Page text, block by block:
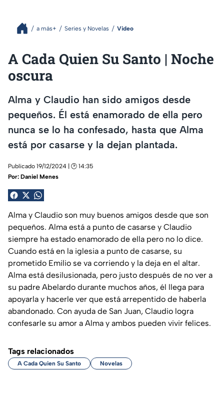
a más+ Series y Novelas Video
A Cada Quien Su Santo | Noche
oscura
Alma y Claudio han sido amigos desde
pequeños. Él está enamorado de ella pero
nunca se lo ha confesado, hasta que Alma
está por casarse y la dejan plantada.
Publicado 19/12/2024 | 🕑 14:35
Por: Daniel Menes
Alma y Claudio son muy buenos amigos desde que son
pequeños. Alma está a punto de casarse y Claudio
siempre ha estado enamorado de ella pero no lo dice.
Cuando está en la iglesia a punto de casarse, su
prometido Emilio se va corriendo y la deja en el altar.
Alma está desilusionada, pero justo después de no ver a
su padre Abelardo durante muchos años, él llega para
apoyarla y hacerle ver que está arrepentido de haberla
abandonado. Con ayuda de San Juan, Claudio logra
confesarle su amor a Alma y ambos pueden vivir felices.
Tags relacionados
A Cada Quien Su Santo Novelas